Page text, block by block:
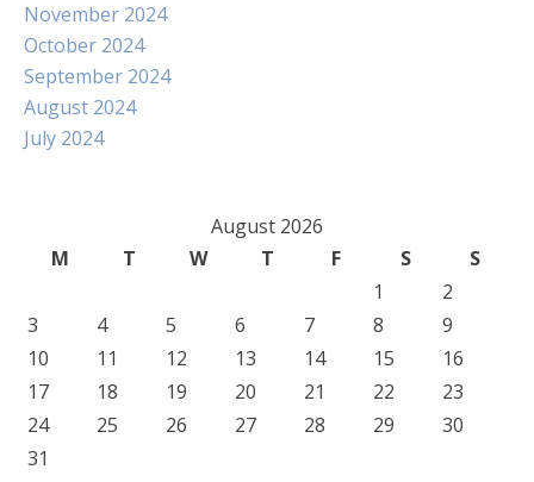
November 2024
October 2024
September 2024
August 2024
July 2024
August 2026
M
T W T F S
S
1
2
3
4 5 6 7 8
9
10
11 12 13 14 15
16
17
18 19 20 21 22
23
24
25 26 27 28 29
30
31